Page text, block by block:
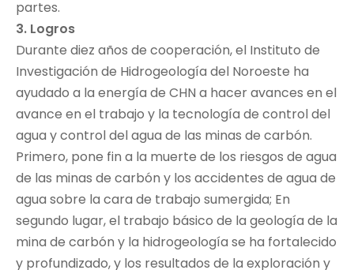
partes.
3. Logros
Durante diez años de cooperación, el Instituto de
Investigación de Hidrogeología del Noroeste ha
ayudado a la energía de CHN a hacer avances en el
avance en el trabajo y la tecnología de control del
agua y control del agua de las minas de carbón.
Primero, pone fin a la muerte de los riesgos de agua
de las minas de carbón y los accidentes de agua de
agua sobre la cara de trabajo sumergida; En
segundo lugar, el trabajo básico de la geología de la
mina de carbón y la hidrogeología se ha fortalecido
y profundizado, y los resultados de la exploración y